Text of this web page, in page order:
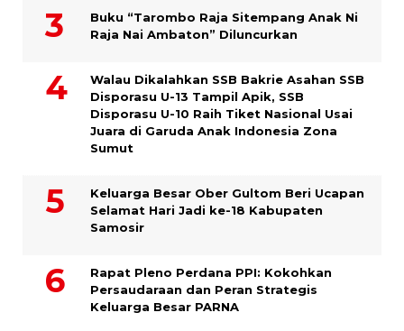
Buku “Tarombo Raja Sitempang Anak Ni
Raja Nai Ambaton” Diluncurkan
Walau Dikalahkan SSB Bakrie Asahan SSB
Disporasu U-13 Tampil Apik, SSB
Disporasu U-10 Raih Tiket Nasional Usai
Juara di Garuda Anak Indonesia Zona
Sumut
Keluarga Besar Ober Gultom Beri Ucapan
Selamat Hari Jadi ke-18 Kabupaten
Samosir
Rapat Pleno Perdana PPI: Kokohkan
Persaudaraan dan Peran Strategis
Keluarga Besar PARNA